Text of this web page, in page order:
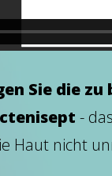
Sie die
-
Haut nicht